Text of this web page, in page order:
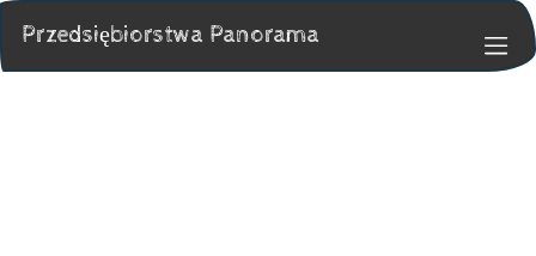
Przedsiębiorstwa Panorama